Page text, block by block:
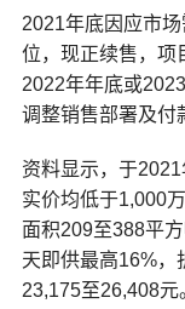
2021年底因应市
位，现正续售，项
2022年年底或
调整销售部署及付
资料显示，于
实价均低于1,000
面积209至388平
天即供最高16%，
23,175至26,408